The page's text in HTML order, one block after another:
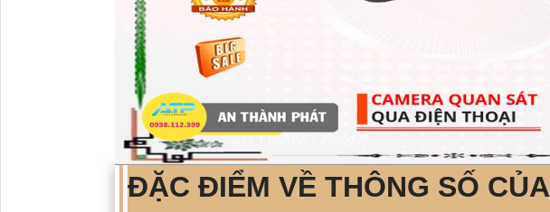
ĐẶC ĐIỂM VỀ THÔNG SỐ CỦA